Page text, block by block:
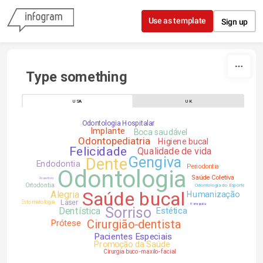
Skip to content
Use as template Sign up
Type something
USA UK
Odontologia
Saúde bucal
DenteGengiva
Sorriso
Felicidade
Cirurgião-dentista
Odontopediatria
Dentística
Qualidade de vida
Alegria
Estética
Endodontia
Pacientes Especiais
Prótese
Implante
Boca saudável
Higiene bucal
Promoção da Saúde
Humanização
Laser
Odontologia Hospitalar
Periodontia
Saúde Coletiva
Ortodontia
Cirurgia buco-maxilo-facial
Estomatologia
Odontologia do Esporte
Acupuntura
Homeopatia